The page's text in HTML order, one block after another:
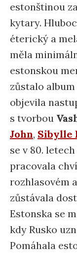
estonštinou
kytary.
éterický a
měla
estonskou
zůstalo
objevila
s tvorbou
John, Sibylle
se v 80.
pracovala
rozhlasovém
zůstávala
Estonska se
kdy Rusko
Pomáhala